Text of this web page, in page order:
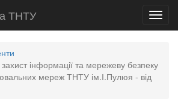
ТНТУ
інформації та мережеву безпеку
мереж ТНТУ ім.І.Пулюя - від